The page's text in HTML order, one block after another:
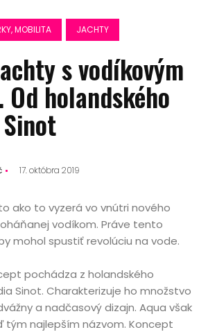
MOBILITA JACHTY
s vodíkovým
Od holandského
17. októbra 2019
ako to vyzerá vo vnútri nového
vodíkom. Práve tento
mohol spustiť revolúciu na vode.
pochádza z holandského
Sinot. Charakterizuje ho množstvo
a nadčasový dizajn. Aqua však
tým najlepším názvom. Koncept